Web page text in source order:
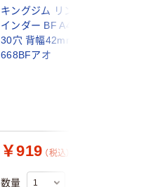
キングジム リングバ
インダー BF A4タテ
30穴 背幅42mm 青
668BFアオ
￥919 （税込）
数量